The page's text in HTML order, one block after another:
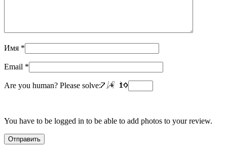
Имя *
Email *
Are you human? Please solve:
You have to be logged in to be able to add photos to your review.